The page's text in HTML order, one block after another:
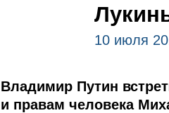
10 июля
Владимир Путин
и правам человека